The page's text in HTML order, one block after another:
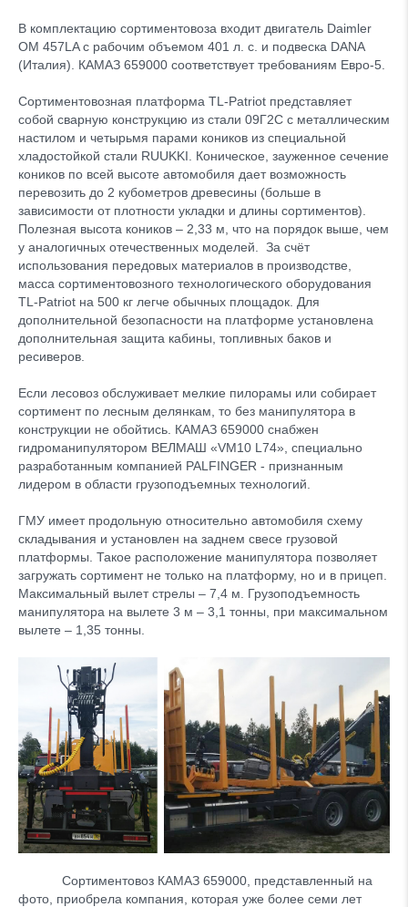
В комплектацию сортиментовоза входит двигатель Daimler
OM 457LA с рабочим объемом 401 л. с. и подвеска DANA
(Италия). КАМАЗ 659000 соответствует требованиям Евро-5.
Сортиментовозная платформа TL-Patriot представляет
собой сварную конструкцию из стали 09Г2С с металлическим
настилом и четырьмя парами коников из специальной
хладостойкой стали RUUKKI. Коническое, зауженное сечение
коников по всей высоте автомобиля дает возможность
перевозить до 2 кубометров древесины (больше в
зависимости от плотности укладки и длины сортиментов).
Полезная высота коников – 2,33 м, что на порядок выше, чем
у аналогичных отечественных моделей. За счёт
использования передовых материалов в производстве,
масса сортиментовозного технологического оборудования
TL-Patriot на 500 кг легче обычных площадок. Для
дополнительной безопасности на платформе установлена
дополнительная защита кабины, топливных баков и
ресиверов.
Если лесовоз обслуживает мелкие пилорамы или собирает
сортимент по лесным делянкам, то без манипулятора в
конструкции не обойтись. КАМАЗ 659000 снабжен
гидроманипулятором ВЕЛМАШ «VM10 L74», специально
разработанным компанией PALFINGER - признанным
лидером в области грузоподъемных технологий.
ГМУ имеет продольную относительно автомобиля схему
складывания и установлен на заднем свесе грузовой
платформы. Такое расположение манипулятора позволяет
загружать сортимент не только на платформу, но и в прицеп.
Максимальный вылет стрелы – 7,4 м. Грузоподъемность
манипулятора на вылете 3 м – 3,1 тонны, при максимальном
вылете – 1,35 тонны.
Сортиментовоз КАМАЗ 659000, представленный на
фото, приобрела компания, которая уже более семи лет